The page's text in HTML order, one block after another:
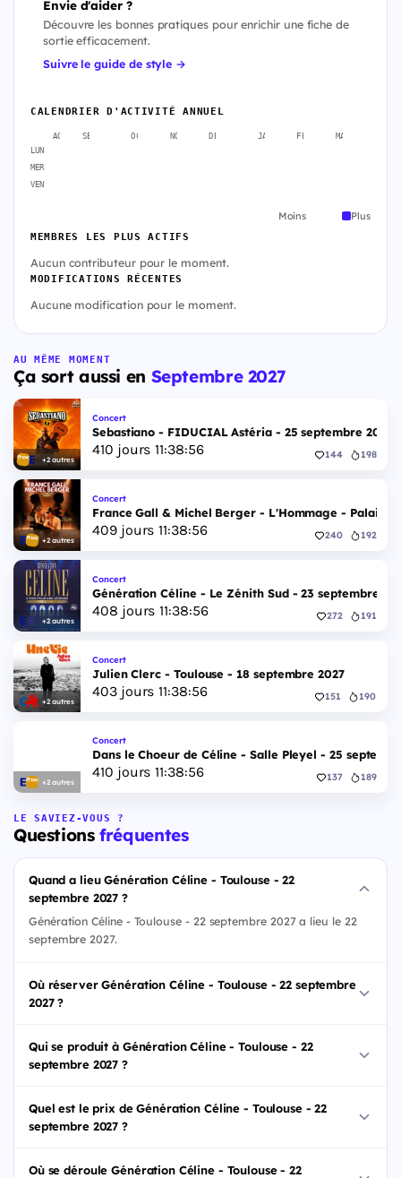
Envie d'aider ?
Découvre les bonnes pratiques pour enrichir une fiche de
sortie efficacement.
Suivre le guide de style →
CALENDRIER D'ACTIVITÉ ANNUEL
AOÛT SEPT. OCT. NOV. DÉC. JANV. FÉVR. MARS
LUN
MER
VEN
Moins Plus
MEMBRES LES PLUS ACTIFS
Aucun contributeur pour le moment.
MODIFICATIONS RÉCENTES
Aucune modification pour le moment.
AU MÊME MOMENT
Ça sort aussi en Septembre 2027
+2 autres
Concert
Sebastiano - FIDUCIAL Astéria - 25 septembre 2027
410 jours 11:38:55 144 198
+2 autres
Concert
France Gall & Michel Berger - L'Hommage - Palais
409jours 11:38:55 240 192
+2 autres
Concert
Génération Céline - Le Zénith Sud - 23 septembre
408 jours 11:38:55 272 191
+2 autres
Concert
Julien Clerc - Toulouse - 18 septembre 2027
403jours 11:38:55 151 190
+2 autres
Concert
Dans le Choeur de Céline - Salle Pleyel - 25
410 jours 11:38:55 137 189
LE SAVIEZ-VOUS ?
Questionsfréquentes
Quand a lieu Génération Céline - Toulouse - 22
septembre 2027 ?
Génération Céline - Toulouse - 22 septembre 2027 a lieu le 22
septembre 2027.
Où réserver Génération Céline - Toulouse - 22 septembre
2027 ?
Qui se produit à Génération Céline - Toulouse - 22
septembre 2027 ?
Quel est le prix de Génération Céline - Toulouse - 22
septembre 2027 ?
Où se déroule Génération Céline - Toulouse - 22